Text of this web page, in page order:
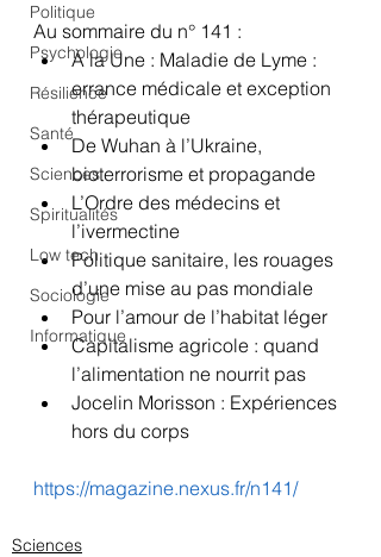
Politique
Psychologie
Résilience
Santé
Sciences
Spiritualités
Low tech
Sociologie
Informatique
Au sommaire du n° 141 :
À la Une : Maladie de Lyme :
errance médicale et exception
thérapeutique
De Wuhan à l’Ukraine,
bioterrorisme et propagande
L’Ordre des médecins et
l’ivermectine
Politique sanitaire, les rouages
d’une mise au pas mondiale
Pour l’amour de l’habitat léger
Capitalisme agricole : quand
l’alimentation ne nourrit pas
Jocelin Morisson : Expériences
hors du corps
https://magazine.nexus.fr/n141/
Sciences